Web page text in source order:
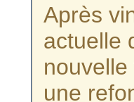
Après
actuelle
une